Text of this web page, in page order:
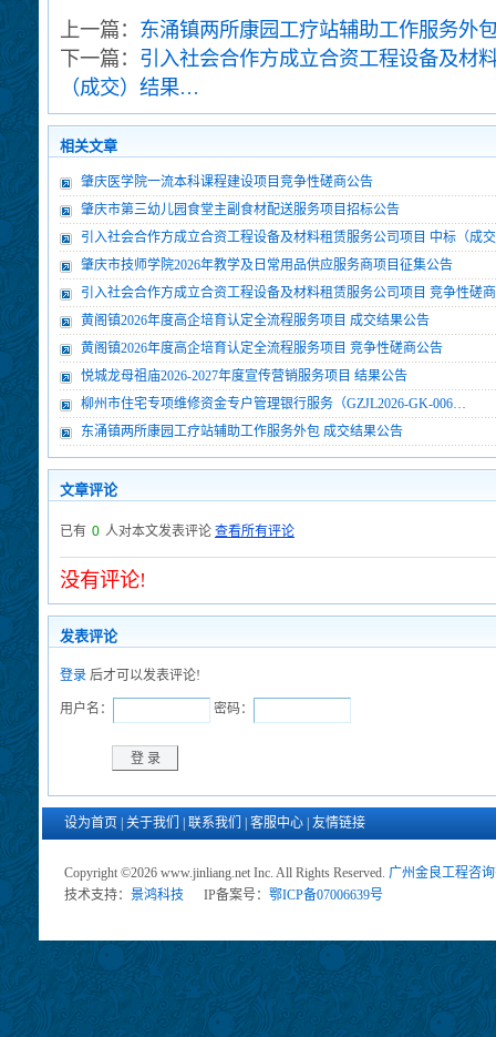
上一篇： 东涌镇两所康园工疗站辅助工作服务外
下一篇： 引入社会合作方成立合资工程设备及材
（成交）结果…
相关文章
肇庆医学院一流本科课程建设项目竞争性磋商公告
肇庆市第三幼儿园食堂主副食材配送服务项目招标公告
引入社会合作方成立合资工程设备及材料租赁服务公司项目 中标（成
肇庆市技师学院2026年教学及日常用品供应服务商项目征集公告
引入社会合作方成立合资工程设备及材料租赁服务公司项目 竞争性磋
黄阁镇2026年度高企培育认定全流程服务项目 成交结果公告
黄阁镇2026年度高企培育认定全流程服务项目 竞争性磋商公告
悦城龙母祖庙2026-2027年度宣传营销服务项目 结果公告
柳州市住宅专项维修资金专户管理银行服务（GZJL2026-GK-006…
东涌镇两所康园工疗站辅助工作服务外包 成交结果公告
文章评论
已有 0 人对本文发表评论 查看所有评论
没有评论!
发表评论
登录 后才可以发表评论!
用户名： 密码：
设为首页 关于我们 联系我们 客服中心 友情链接
Copyright ©2026 www.jinliang.net Inc. All Rights Reserved. 广州金良工程咨
技术支持： 景鸿科技 IP备案号： 鄂ICP备07006639号